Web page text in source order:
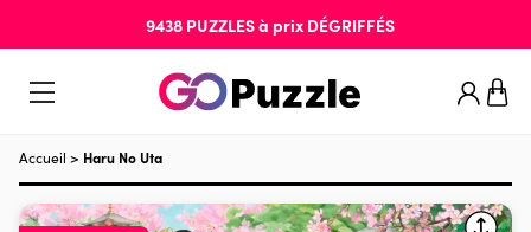
9438 PUZZLESà prix DÉGRIFFÉS
Accueil > Haru No Uta